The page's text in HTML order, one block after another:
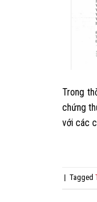
Trong
chứng
với các
| Tagged